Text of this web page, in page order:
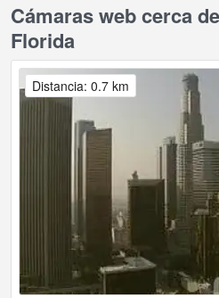
Cámaras web cerca
Florida
Distancia: 0.7 km